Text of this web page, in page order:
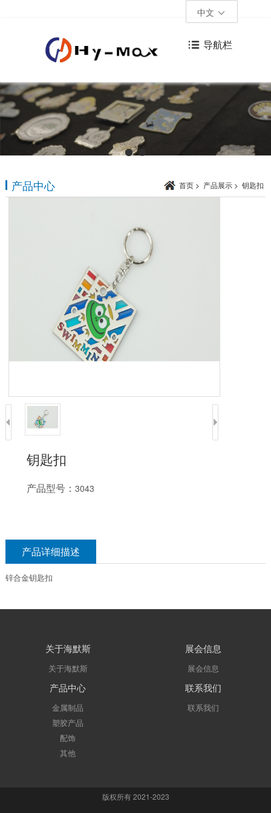
中文
导航栏
产品中心 首页 > 产品展示 > 钥匙扣
钥匙扣
产品型号：3043
产品详细描述
锌合金钥匙扣
关于海默斯
关于海默斯
展会信息
展会信息
产品中心
金属制品
塑胶产品
配饰
其他
联系我们
联系我们
版权所有 2021-2023